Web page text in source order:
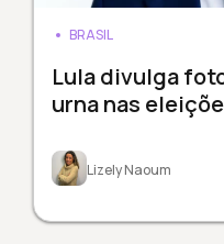
BRASIL
Lula divulga
urna nas
Lizely Naoum